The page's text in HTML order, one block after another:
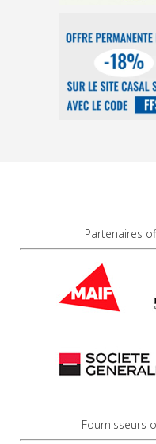
Partenaires
Fournisseurs